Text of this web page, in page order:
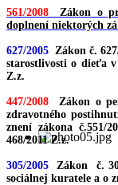
561/2008 Zákon o
doplnení niektorých
627/2005 Zákon č.
starostlivosti o dieťa v
Z.z.
447/2008 Zákon o
zdravotného
znení zákona č.551/
468/2011 Z.z.
305/2005 Zákon č.
sociálnej kuratele a o